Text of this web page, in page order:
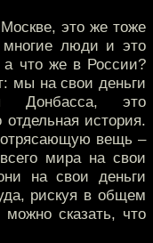
это же тоже
люди и это
а что же в России?
мы на свои деньги
Донбасса, это
история.
вещь –
мира на свои
на свои деньги
рискуя в общем
сказать, что